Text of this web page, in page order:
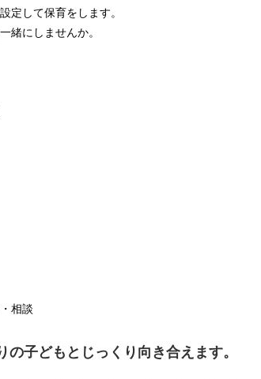
定して保育をします。
緒にしませんか。
相談
子どもとじっくり向き合えます。